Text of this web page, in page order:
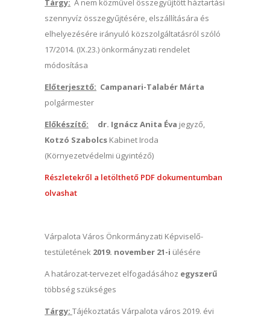
Tárgy: A nem közművel összegyűjtött háztartási
szennyvíz összegyűjtésére, elszállítására és
elhelyezésére irányuló közszolgáltatásról szóló
17/2014. (IX.23.) önkormányzati rendelet
módosítása
Előterjesztő: Campanari-Talabér Márta
polgármester
Előkészítő:
dr. Ignácz Anita Éva jegyző,
Kotzó Szabolcs Kabinet Iroda
(Környezetvédelmi ügyintéző)
Részletekről a letölthető PDF dokumentumban
olvashat
Várpalota Város Önkormányzati Képviselő-
testületének 2019. november 21-i ülésére
A határozat-tervezet elfogadásához egyszerű
többség szükséges
Tárgy: Tájékoztatás Várpalota város 2019. évi